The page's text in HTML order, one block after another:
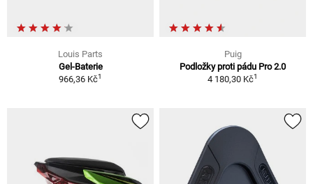
Louis Parts
Gel-Baterie
966,36 Kč1
Puig
Podložky proti pádu Pro 2.0
4 180,30 Kč1